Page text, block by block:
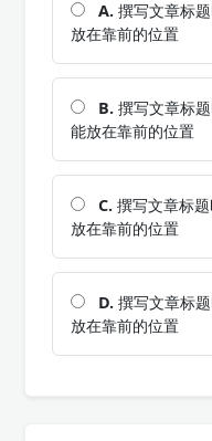
A. 撰写文章标
放在靠前的位置
B. 撰写文章标
能放在靠前的位置
C. 撰写文章标
放在靠前的位置
D. 撰写文章标
放在靠前的位置